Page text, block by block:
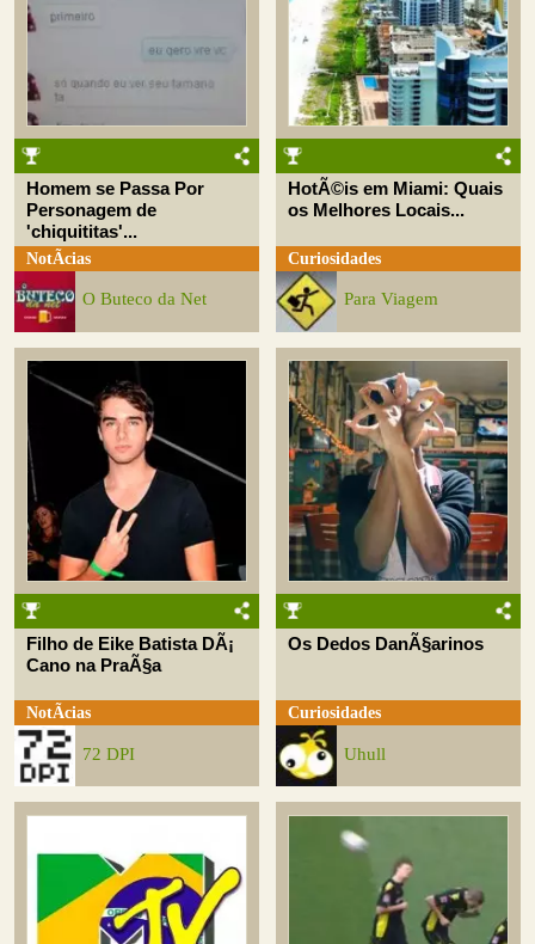
Homem se Passa Por
Personagem de
'chiquititas'...
NotÃ­cias
O Buteco da Net
HotÃ©is em Miami: Quais
os Melhores Locais...
Curiosidades
Para Viagem
Filho de Eike Batista DÃ¡
Cano na PraÃ§a
NotÃ­cias
72 DPI
Os Dedos DanÃ§arinos
Curiosidades
Uhull